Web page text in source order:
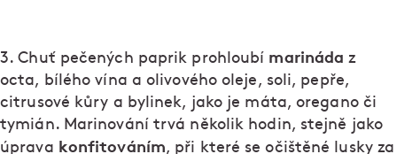
3. Chuť pečených paprik prohloubí marináda z
octa, bílého vína a olivového oleje, soli, pepře,
citrusové kůry a bylinek, jako je máta, oregano či
tymián. Marinování trvá několik hodin, stejně jako
úprava konfitováním, při které se očištěné lusky za